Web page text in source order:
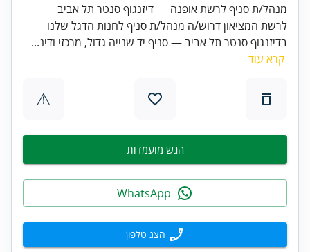
מנהל/ת סניף לרשת אופנה — דיזנגוף סנטר תל אביב
לרשת המציאון דרוש/ה מנהל/ת סניף לחנות הדגל שלנו
בדיזנגוף סנטר תל אביב — סניף יד שנייה גדול, מרכזי ודינ...
קרא עוד
⚠
הגש מועמדות
הצג טלפון